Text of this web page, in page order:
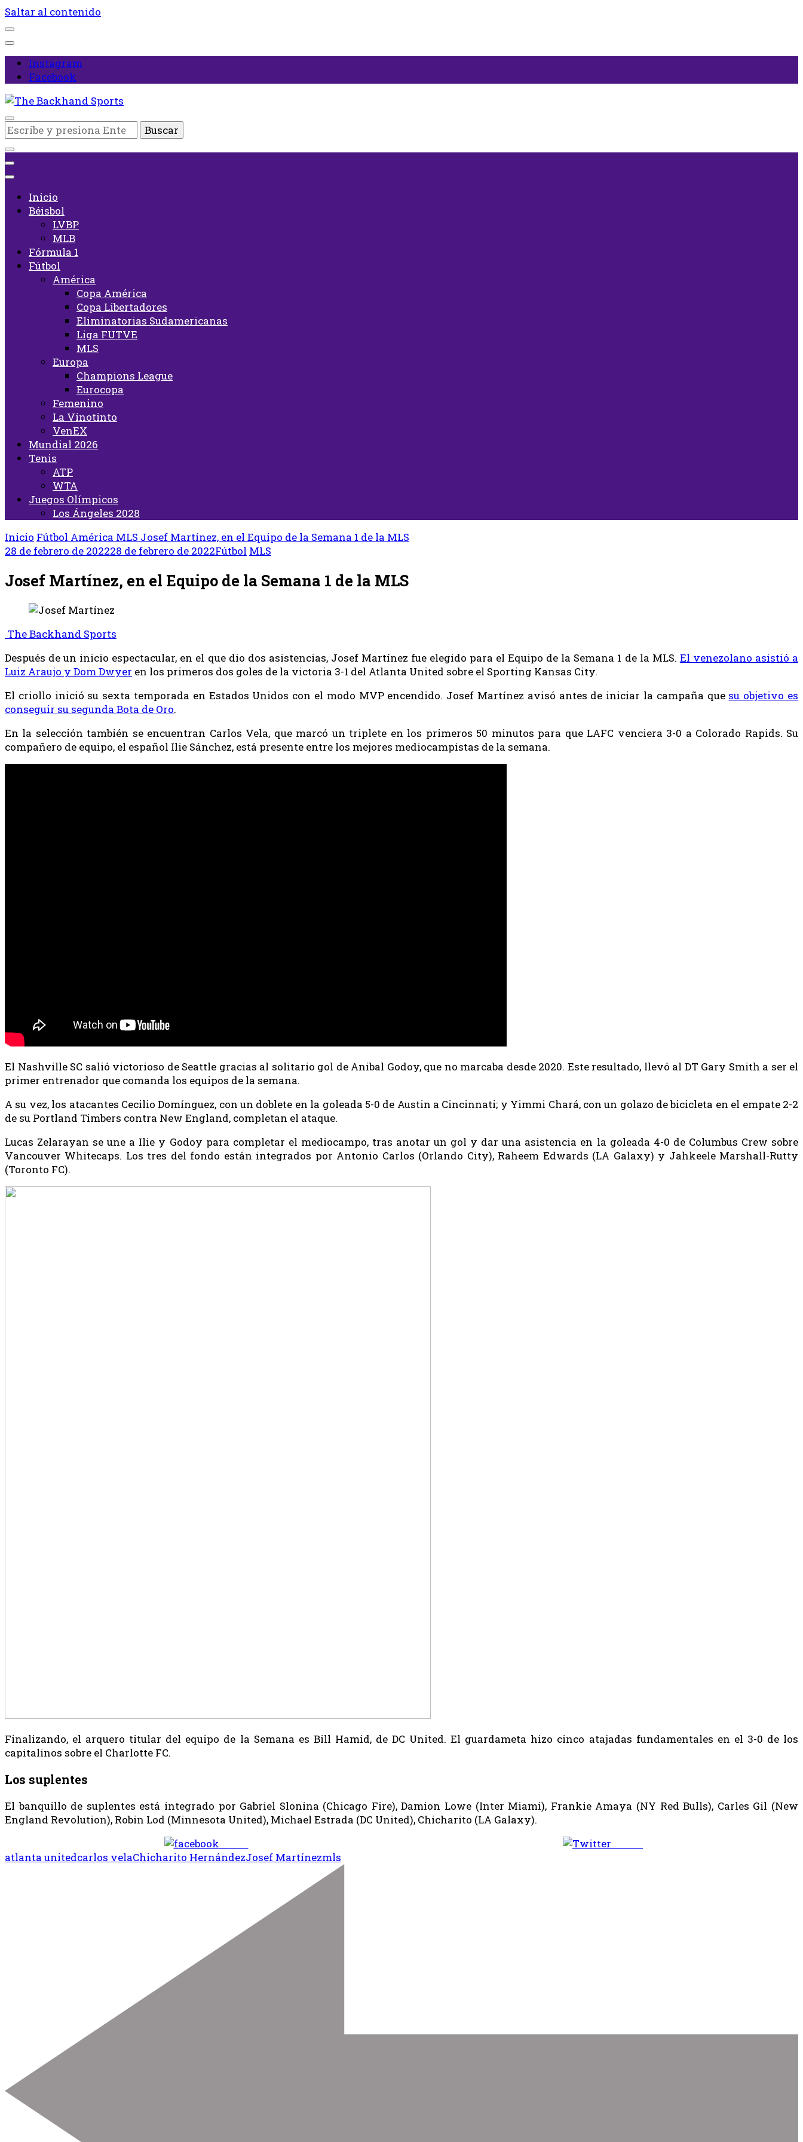
Saltar al contenido
Instagram
Facebook
The Backhand Sports
Inicio
¿Buscas
algo?
Inicio
Béisbol
LVBP
MLB
Fórmula 1
Fútbol
América
Copa América
Copa Libertadores
Eliminatorias Sudamericanas
Liga FUTVE
MLS
Europa
Champions League
Eurocopa
Femenino
La Vinotinto
VenEX
Mundial 2026
Tenis
ATP
WTA
Juegos Olímpicos
Los Ángeles 2028
Inicio Fútbol América MLS Josef Martínez, en el Equipo de la Semana 1 de la MLS
28 de febrero de 202228 de febrero de 2022Fútbol MLS
Josef Martínez, en el Equipo de la Semana 1 de la MLS
The Backhand Sports
Después de un inicio espectacular, en el que dio dos asistencias, Josef Martínez fue elegido para el Equipo de la Semana 1 de la MLS. El venezolano asistió a
Luiz Araujo y Dom Dwyer en los primeros dos goles de la victoria 3-1 del Atlanta United sobre el Sporting Kansas City.
El criollo inició su sexta temporada en Estados Unidos con el modo MVP encendido. Josef Martínez avisó antes de iniciar la campaña que su objetivo es
conseguir su segunda Bota de Oro.
En la selección también se encuentran Carlos Vela, que marcó un triplete en los primeros 50 minutos para que LAFC venciera 3-0 a Colorado Rapids. Su
compañero de equipo, el español Ilie Sánchez, está presente entre los mejores mediocampistas de la semana.
El Nashville SC salió victorioso de Seattle gracias al solitario gol de Anibal Godoy, que no marcaba desde 2020. Este resultado, llevó al DT Gary Smith a ser el
primer entrenador que comanda los equipos de la semana.
A su vez, los atacantes Cecilio Domínguez, con un doblete en la goleada 5-0 de Austin a Cincinnati; y Yimmi Chará, con un golazo de bicicleta en el empate 2-2
de su Portland Timbers contra New England, completan el ataque.
Lucas Zelarayan se une a Ilie y Godoy para completar el mediocampo, tras anotar un gol y dar una asistencia en la goleada 4-0 de Columbus Crew sobre
Vancouver Whitecaps. Los tres del fondo están integrados por Antonio Carlos (Orlando City), Raheem Edwards (LA Galaxy) y Jahkeele Marshall-Rutty
(Toronto FC).
Finalizando, el arquero titular del equipo de la Semana es Bill Hamid, de DC United. El guardameta hizo cinco atajadas fundamentales en el 3-0 de los
capitalinos sobre el Charlotte FC.
Los suplentes
El banquillo de suplentes está integrado por Gabriel Slonina (Chicago Fire), Damion Lowe (Inter Miami), Frankie Amaya (NY Red Bulls), Carles Gil (New
England Revolution), Robin Lod (Minnesota United), Michael Estrada (DC United), Chicharito (LA Galaxy).
atlanta unitedcarlos velaChicharito HernándezJosef Martínezmls